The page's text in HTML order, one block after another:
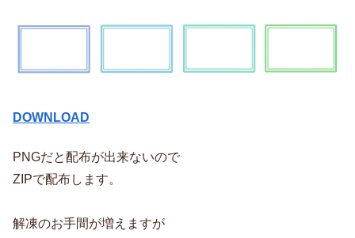
DOWNLOAD
PNGだと配布が出来ないので
ZIPで配布します。
解凍のお手間が増えますが